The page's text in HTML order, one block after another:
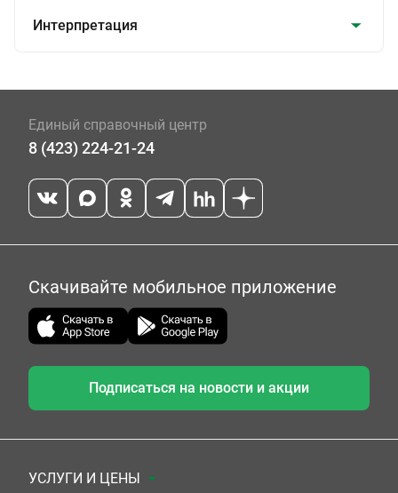
Интерпретация
Единый справочный центр
8 (423) 224-21-24
Скачивайте мобильное приложение
Подписаться на новости и акции
УСЛУГИ И ЦЕНЫ